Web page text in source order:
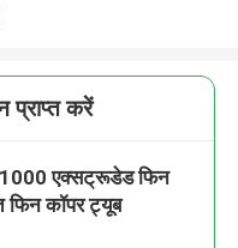
प्राप्त करें
एक्सट्रूडेड फिन
कॉपर ट्यूब